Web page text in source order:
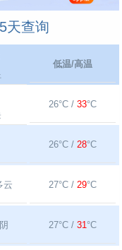
天查询
低温/高温
26°C / 33°C
26°C / 28°C
云 27°C / 29°C
27°C / 31°C